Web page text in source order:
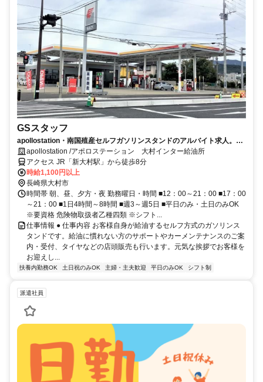
GSスタッフ
apollostation・南国殖産セルフガソリンスタンドのアルバイト求人。W
ワーク可能！
apollostation /アポロステーション 大村インター給油所
アクセス JR「新大村駅」から徒歩8分
時給1,100円以上
長崎県大村市
時間帯 朝、昼、夕方・夜 勤務曜日・時間 ■12：00～21：00 ■17：00
～21：00 ■1日4時間～8時間 ■週3～週5日 ■平日のみ・土日のみOK
※要資格 危険物取扱者乙種四類 ※シフト...
仕事情報 ● 仕事内容 お客様自身が給油するセルフ方式のガソリンス
タンドです。給油に慣れない方のサポートやカーメンテナンスのご案
内・受付、タイヤなどの店頭販売も行います。元気な挨拶でお客様を
お迎えし...
扶養内勤務OK 土日祝のみOK 主婦・主夫歓迎 平日のみOK シフト制
派遣社員